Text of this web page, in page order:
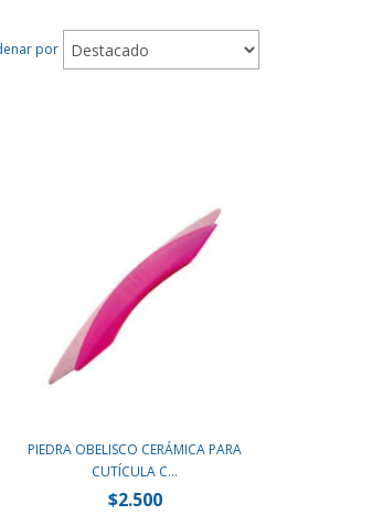
por
PIEDRA OBELISCO CERÁMICA PARA
CUTÍCULA C...
$2.500